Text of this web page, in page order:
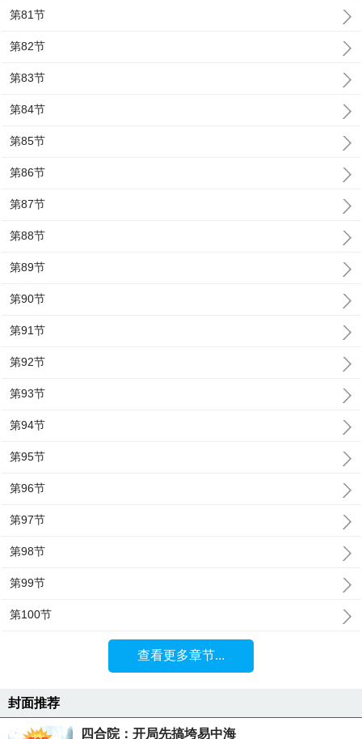
第81节
第82节
第83节
第84节
第85节
第86节
第87节
第88节
第89节
第90节
第91节
第92节
第93节
第94节
第95节
第96节
第97节
第98节
第99节
第100节
查看更多章节...
封面推荐
四合院：开局先搞垮易中海